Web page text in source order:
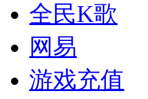
全民K歌
网易
游戏充值